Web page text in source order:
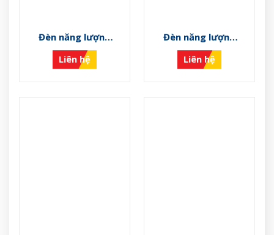
Đèn năng lượng
mặt trời VS-NLMT-
01
Liên hệ
Đèn năng lượng
mặt trời VS-NLMT-
M
Liên hệ